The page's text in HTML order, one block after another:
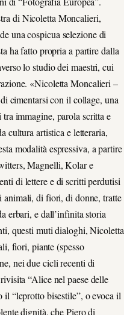
di Nicoletta Moncalieri,
una cospicua selezione di
ha fatto propria a partire dalla
lo studio dei maestri, cui
«Nicoletta Moncalieri –
cimentarsi con il collage, una
immagine, parola scritta e
cultura artistica e letteraria,
modalità espressiva, a partire
Magnelli, Kolar e
di lettere e di scritti perdutisi
animali, di fiori, di donne, tratte
erbari, e dall’infinita storia
questi muti dialoghi, Nicoletta
fiori, piante (spesso
nei due cicli recenti di
“Alice nel paese delle
“leprotto bisestile”, o evoca il
dignità, che Piero di